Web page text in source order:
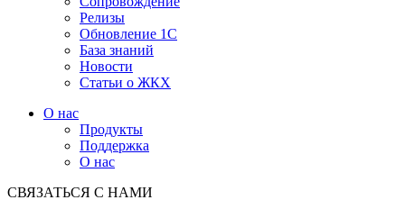
Релизы
Обновление 1С
База знаний
Новости
Статьи о ЖКХ
О нас
Продукты
Поддержка
О нас
СВЯЗАТЬСЯ С НАМИ